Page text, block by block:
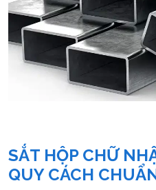
SẮT HỘP CHỮ
QUY CÁCH